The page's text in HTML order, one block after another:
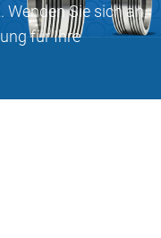
Sie sich an
für Ihre